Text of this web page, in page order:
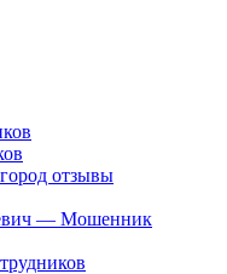
отзывы
— Мошенник